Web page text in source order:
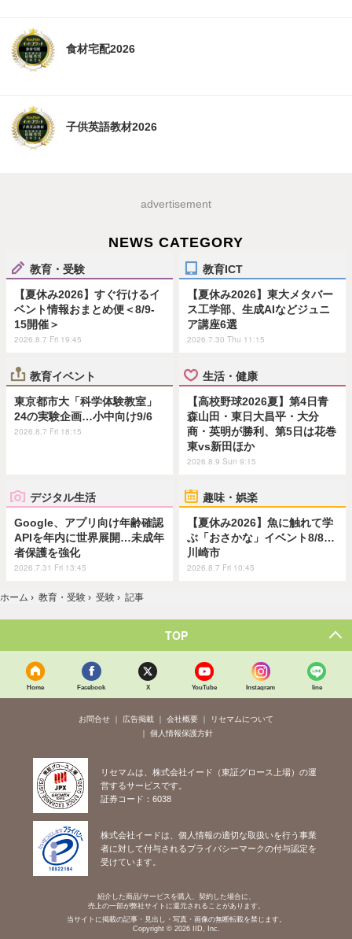
食材宅配2026
子供英語教材2026
advertisement
NEWS CATEGORY
教育・受験
【夏休み2026】すぐ行けるイ
ベント情報おまとめ便＜8/9-
15開催＞
2026.8.7 Fri 19:45
教育ICT
【夏休み2026】東大メタバー
ス工学部、生成AIなどジュニ
ア講座6選
2026.7.30 Thu 11:15
教育イベント
東京都市大「科学体験教室」
24の実験企画…小中向け9/6
2026.8.7 Fri 18:15
生活・健康
【高校野球2026夏】第4日青
森山田・東日大昌平・大分
商・英明が勝利、第5日は花巻
東vs新田ほか
2026.8.9 Sun 9:15
デジタル生活
Google、アプリ向け年齢確認
APIを年内に世界展開…未成年
者保護を強化
2026.7.31 Fri 13:45
趣味・娯楽
【夏休み2026】魚に触れて学
ぶ「おさかな」イベント8/8…
川崎市
2026.8.7 Fri 10:45
ホーム › 教育・受験 › 受験 › 記事
TOP
Home Facebook X YouTube Instagram line
お問合せ 広告掲載 会社概要
リセマムについて
個人情報保護方針
リセマムは、株式会社イード（東証グロース上場）の運
営するサービスです。
証券コード：6038
株式会社イードは、個人情報の適切な取扱いを行う事業
者に対して付与されるプライバシーマークの付与認定を
受けています。
紹介した商品/サービスを購入、契約した場合に、
売上の一部が弊社サイトに還元されることがあります。
当サイトに掲載の記事・見出し・写真・画像の無断転載を禁じます。
Copyright © 2026 IID, Inc.